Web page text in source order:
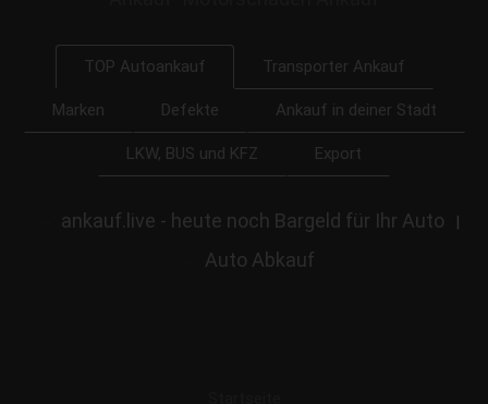
TOP Autoankauf Transporter Ankauf
Marken Defekte Ankauf in deiner Stadt
LKW, BUS und KFZ Export
ankauf.live - heute noch Bargeld für Ihr Auto |
Auto Abkauf